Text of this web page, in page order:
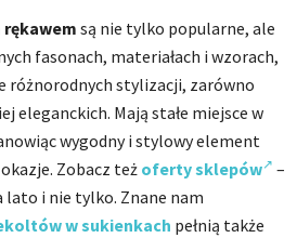
są nie tylko popularne, ale
fasonach, materiałach i wzorach,
różnorodnych stylizacji, zarówno
eleganckich. Mają stałe miejsce w
wygodny i stylowy element
Zobacz też oferty sklepów
–
lato i nie tylko. Znane nam
w sukienkach pełnią także